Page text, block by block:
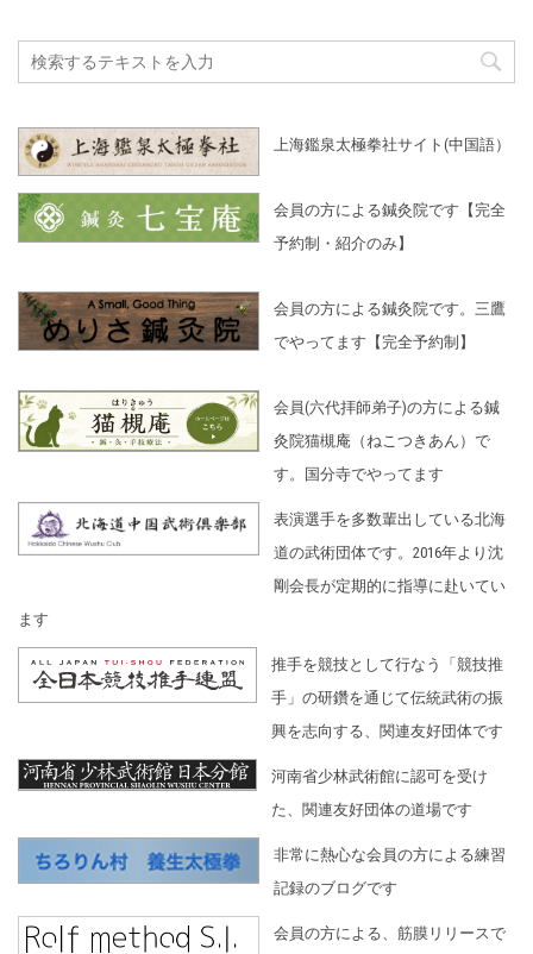
上海鑑泉太極拳社サイト(中国語）
会員の方による鍼灸院です【完全
予約制・紹介のみ】
会員の方による鍼灸院です。三鷹
でやってます【完全予約制】
会員(六代拝師弟子)の方による鍼
灸院猫槻庵（ねこつきあん）で
す。国分寺でやってます
表演選手を多数輩出している北海
道の武術団体です。2016年より沈
剛会長が定期的に指導に赴いてい
ます
推手を競技として行なう「競技推
手」の研鑽を通じて伝統武術の振
興を志向する、関連友好団体です
河南省少林武術館に認可を受け
た、関連友好団体の道場です
非常に熱心な会員の方による練習
記録のブログです
会員の方による、筋膜リリースで